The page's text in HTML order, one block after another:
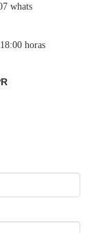
whats
horas